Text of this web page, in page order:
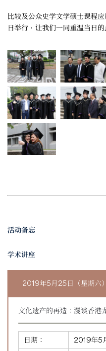
比较及公众史学文学硕士课程
日举行，让我们一同重温当日的
活动备忘
学术讲座
2019年5月25日（星期六）
文化遗产的再造：漫谈香港
日期：
2019年5